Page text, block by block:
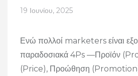
19 Ιουνίου, 2025
Ενώ πολλοί marketers είναι
παραδοσιακά 4Ps —Προϊόν
(Price), Προώθηση